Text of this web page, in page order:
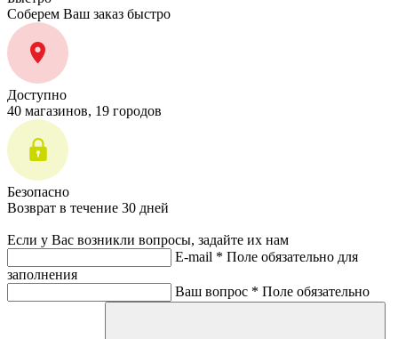
Соберем Ваш заказ быстро
Доступно
40 магазинов, 19 городов
Безопасно
Возврат в течение 30 дней
Если у Вас возникли вопросы, задайте их нам
E-mail * Поле обязательно для
заполнения
Ваш вопрос * Поле обязательно